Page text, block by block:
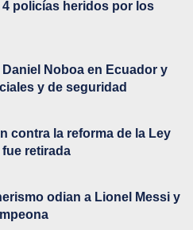
policías heridos por los
Noboa en Ecuador y
y de seguridad
contra la reforma de la Ley
retirada
odian a Lionel Messi y